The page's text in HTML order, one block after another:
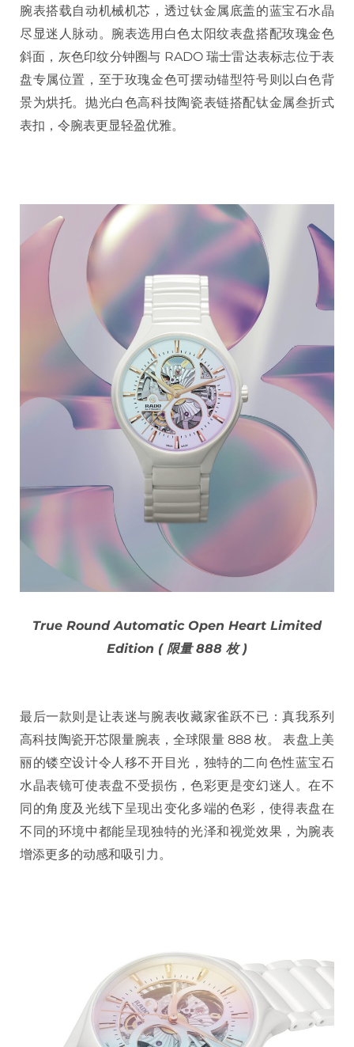
腕表搭载自动机械机芯，透过钛金属底盖的蓝宝石水晶
尽显迷人脉动。腕表选用白色太阳纹表盘搭配玫瑰金色
斜面，灰色印纹分钟圈与 RADO 瑞士雷达表标志位于表
盘专属位置，至于玫瑰金色可摆动锚型符号则以白色背
景为烘托。抛光白色高科技陶瓷表链搭配钛金属叁折式
表扣，令腕表更显轻盈优雅。
True Round Automatic Open Heart Limited
Edition ( 限量 888 枚 )
最后一款则是让表迷与腕表收藏家雀跃不已：真我系列
高科技陶瓷开芯限量腕表，全球限量 888 枚。 表盘上美
丽的镂空设计令人移不开目光，独特的二向色性蓝宝石
水晶表镜可使表盘不受损伤，色彩更是变幻迷人。在不
同的角度及光线下呈现出变化多端的色彩，使得表盘在
不同的环境中都能呈现独特的光泽和视觉效果，为腕表
增添更多的动感和吸引力。